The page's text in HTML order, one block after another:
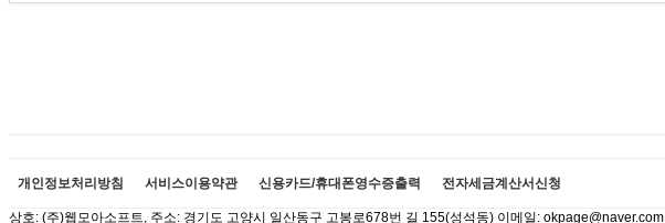
개인정보처리방침 서비스이용약관 신용카드/휴대폰영수증출력 전자세금계산서신청
상호: (주)웹모아소프트, 주소: 경기도 고양시 일산동구 고봉로678번 길 155(성석동) 이메일: okpage@naver.com